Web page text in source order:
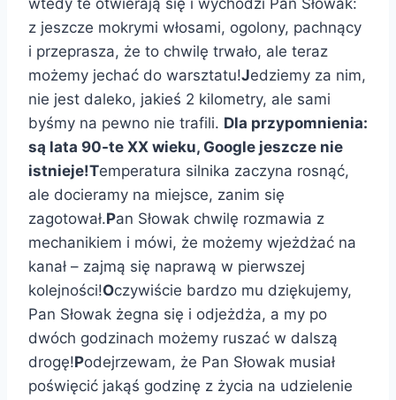
wtedy te otwierają się i wychodzi Pan Słowak:
z jeszcze mokrymi włosami, ogolony, pachnący
i przeprasza, że to chwilę trwało, ale teraz
możemy jechać do warsztatu!Jedziemy za nim,
nie jest daleko, jakieś 2 kilometry, ale sami
byśmy na pewno nie trafili. Dla przypomnienia:
są lata 90-te XX wieku, Google jeszcze nie
istnieje!Temperatura silnika zaczyna rosnąć,
ale docieramy na miejsce, zanim się
zagotował.Pan Słowak chwilę rozmawia z
mechanikiem i mówi, że możemy wjeżdżać na
kanał – zajmą się naprawą w pierwszej
kolejności!Oczywiście bardzo mu dziękujemy,
Pan Słowak żegna się i odjeżdża, a my po
dwóch godzinach możemy ruszać w dalszą
drogę!Podejrzewam, że Pan Słowak musiał
poświęcić jakąś godzinę z życia na udzielenie